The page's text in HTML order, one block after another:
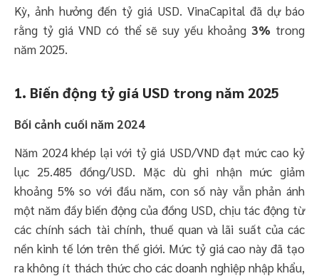
Kỳ, ảnh hưởng đến tỷ giá USD. VinaCapital đã dự báo
rằng tỷ giá VND có thể sẽ suy yếu khoảng3% trong
năm 2025. ​
1. Biến động tỷ giá USD trong năm 2025
Bối cảnh cuối năm 2024
Năm 2024 khép lại với tỷ giá USD/VND đạt mức cao kỷ
lục 25.485 đồng/USD. Mặc dù ghi nhận mức giảm
khoảng 5% so với đầu năm, con số này vẫn phản ánh
một năm đầy biến động của đồng USD, chịu tác động từ
các chính sách tài chính, thuế quan và lãi suất của các
nền kinh tế lớn trên thế giới. Mức tỷ giá cao này đã tạo
ra không ít thách thức cho các doanh nghiệp nhập khẩu,